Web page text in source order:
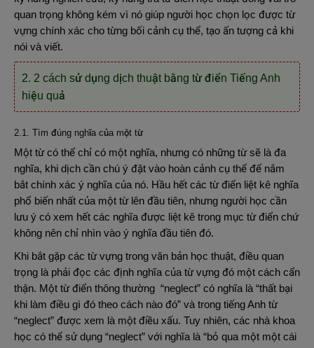
quan trọng không kém vì nó giúp người học chọn lọc được từ
vựng chính xác cho từng bối cảnh cụ thể, tạo ấn tượng cả khi
nói và viết.
2. 2 cách sử dụng dịch thuật bằng từ điển Tiếng Anh
hiệu quả
2.1. Tìm đúng nghĩa của một từ
Một từ có thể chỉ có một nghĩa, nhưng có những từ sẽ là đa
nghĩa, khi dịch cần chú ý đặt vào hoàn cảnh cụ thể để nắm
bắt chính xác ý nghĩa của nó. Hầu hết các từ điển liệt kê nghĩa
phổ biến nhất của một từ lên đầu tiên, nhưng người học cần
lưu ý có xem hết các nghĩa được liệt kê trong mục từ điển chứ
không nên chỉ nhìn vào ý nghĩa đầu tiên đó.
Khi bắt gặp các từ vựng trong văn bản học thuật, điều quan
trọng là phải đọc các định nghĩa của từ vựng đó một cách cẩn
thận. Một từ điển thông thường “neglect” có nghĩa là “thất bại
khi làm điều gì đó theo cách nào đó” và trong tiếng Anh từ
“neglect” được xem là một điều xấu. Tuy nhiên, các nhà khoa
học có thể sử dụng “neglect” với nghĩa là “bỏ qua một một cái